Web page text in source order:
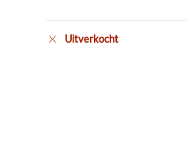
Uitverkocht